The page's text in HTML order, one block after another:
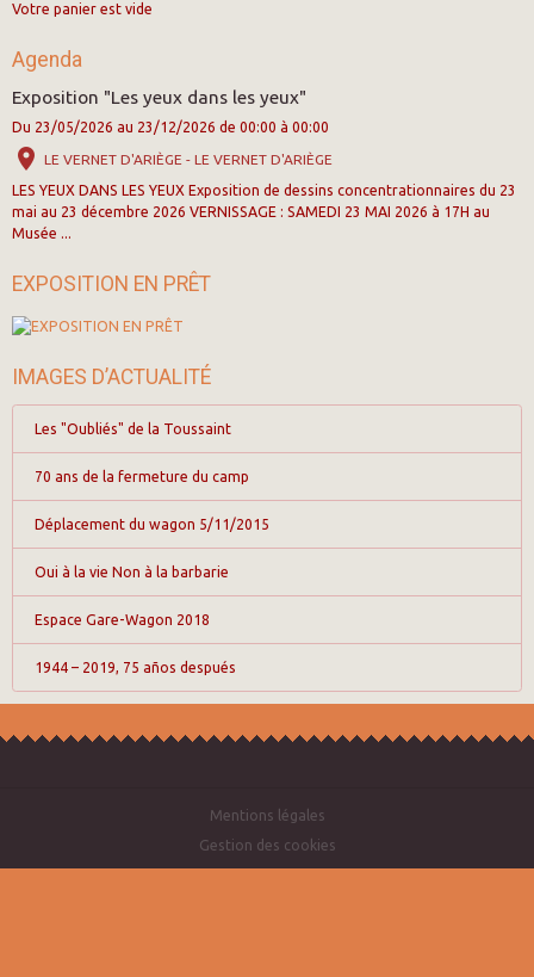
Votre panier est vide
Agenda
Exposition "Les yeux dans les yeux"
Du 23/05/2026 au 23/12/2026 de 00:00 à 00:00
LE VERNET D'ARIÈGE - LE VERNET D'ARIÈGE
LES YEUX DANS LES YEUX Exposition de dessins concentrationnaires du 23
mai au 23 décembre 2026 VERNISSAGE : SAMEDI 23 MAI 2026 à 17H au
Musée ...
EXPOSITION EN PRÊT
IMAGES D’ACTUALITÉ
Les "Oubliés" de la Toussaint
70 ans de la fermeture du camp
Déplacement du wagon 5/11/2015
Oui à la vie Non à la barbarie
Espace Gare-Wagon 2018
1944 – 2019, 75 años después
Mentions légales
Gestion des cookies